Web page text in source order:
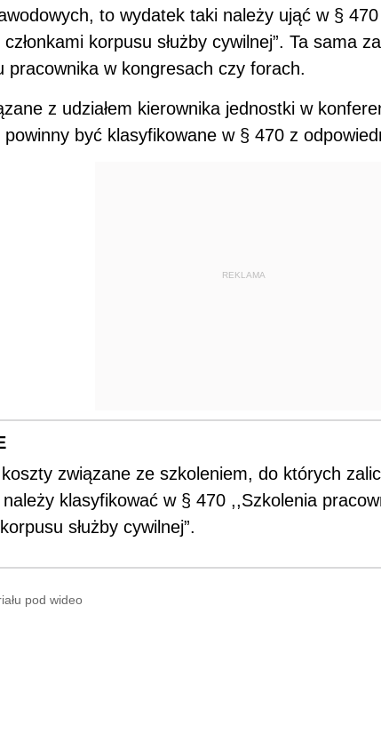
to wydatek taki należy ująć w §
korpusu służby cywilnej”. Ta sama
pracownika w kongresach czy forach.
z udziałem kierownika jednostki w
powinny być klasyfikowane w § 470 z
REKLAMA
związane ze szkoleniem, do których
klasyfikować w § 470 ,,Szkolenia
służby cywilnej”.
pod wideo